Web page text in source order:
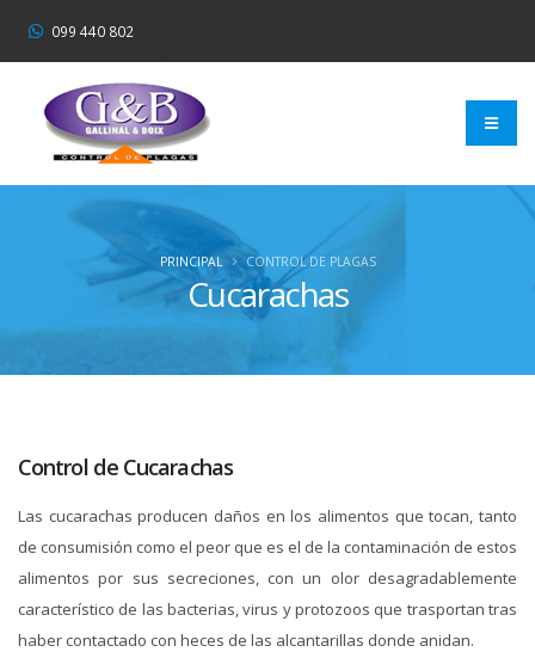
099 440 802
Cucarachas
PRINCIPAL CONTROL DE PLAGAS
Control de Cucarachas
Las cucarachas producen daños en los alimentos que tocan, tanto
de consumisión como el peor que es el de la contaminación de estos
alimentos por sus secreciones, con un olor desagradablemente
característico de las bacterias, virus y protozoos que trasportan tras
haber contactado con heces de las alcantarillas donde anidan.